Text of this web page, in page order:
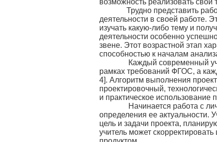
возможность реализовать свои
Трудно представить
деятельности в своей работе.
изучать какую-либо тему и
деятельности особенно
звене. Этот возрастной этап
способностью к началам
Каждый современный
рамках требований ФГОС, а
4]. Алгоритм выполнения
проектировочный,
и практическое использование
Начинается работа с
определения ее актуальности.
цель и задачи проекта,
учитель может